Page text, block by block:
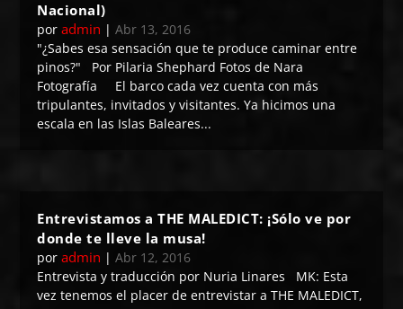
Nacional)
poradmin |Abr 13, 2016
"¿Sabes esa sensación que te produce caminar entre
pinos?" Por Pilaria Shephard Fotos de Nara
Fotografía El barco cada vez cuenta con más
tripulantes, invitados y visitantes. Ya hicimos una
escala en las Islas Baleares...
Entrevistamos a THE MALEDICT: ¡Sólo ve por
donde te lleve la musa!
poradmin |Abr 12, 2016
Entrevista y traducción por Nuria Linares MK: Esta
vez tenemos el placer de entrevistar a THE MALEDICT,